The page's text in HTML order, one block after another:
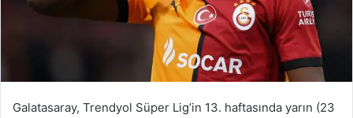
Galatasaray, Trendyol Süper Lig’in 13. haftasında yarın (23